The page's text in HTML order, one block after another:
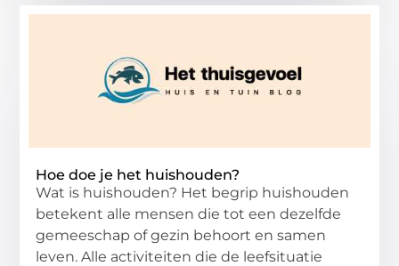
Hoe doe je het huishouden?
Wat is huishouden? Het begrip huishouden
betekent alle mensen die tot een dezelfde
gemeeschap of gezin behoort en samen
leven. Alle activiteiten die de leefsituatie